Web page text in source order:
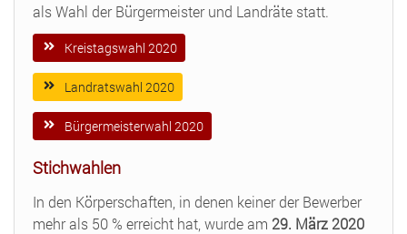
als Wahl der Bürgermeister und Landräte statt.
Kreistagswahl 2020
Landratswahl 2020
Bürgermeisterwahl 2020
Stichwahlen
In den Körperschaften, in denen keiner der Bewerber
mehr als 50 % erreicht hat, wurde am 29. März 2020